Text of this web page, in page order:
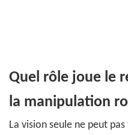
Quel rôle joue le
la manipulation
La vision seule ne peut